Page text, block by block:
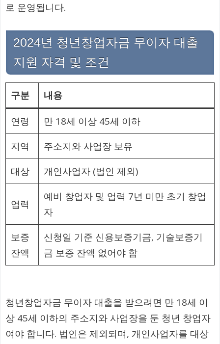
로 운영됩니다.
2024년 청년창업자금 무이자 대출
지원 자격 및 조건
구분 내용
연령
만 18세 이상 45세 이하
지역
주소지와 사업장 보유
대상
개인사업자 (법인 제외)
업력
예비 창업자 및 업력 7년 미만 초기 창업
자
보증
잔액
신청일 기준 신용보증기금, 기술보증기
금 보증 잔액 없어야 함
청년창업자금 무이자 대출을 받으려면 만 18세 이
상 45세 이하의 주소지와 사업장을 둔 청년 창업자
여야 합니다. 법인은 제외되며, 개인사업자를 대상